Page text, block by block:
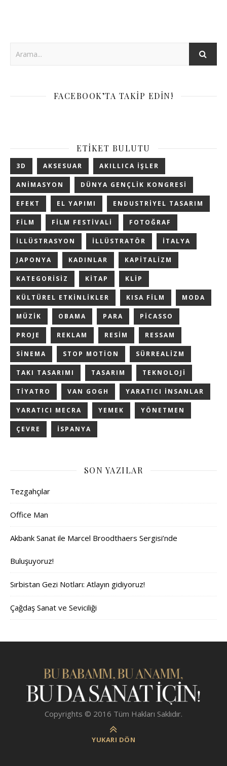
FACEBOOK’TA TAKIP EDIN!
ETIKET BULUTU
3D AKSESUAR AKILLICA IŞLER
ANIMASYON DÜNYA GENÇLIK KONGRESI
EFEKT EL YAPIMI ENDUSTRIYEL TASARIM
FILM FILM FESTIVALI FOTOĞRAF
ILLÜSTRASYON ILLÜSTRATÖR ITALYA
JAPONYA KADINLAR KAPITALIZM
KATEGORISIZ KITAP KLIP
KÜLTÜREL ETKINLIKLER KISA FILM MODA
MÜZIK OBAMA PARA PICASSO
PROJE REKLAM RESIM RESSAM
SINEMA STOP MOTION SÜRREALIZM
TAKI TASARIMI TASARIM TEKNOLOJI
TIYATRO VAN GOGH YARATICI INSANLAR
YARATICI MECRA YEMEK YÖNETMEN
ÇEVRE İSPANYA
SON YAZILAR
Tezgahçılar
Office Man
Akbank Sanat ile Marcel Broodthaers Sergisi’nde
Buluşuyoruz!
Sırbistan Gezi Notları: Atlayın gidiyoruz!
Çağdaş Sanat ve Seviciliği
Copyrights © 2016 Tüm Hakları Saklıdır.
YUKARI DÖN